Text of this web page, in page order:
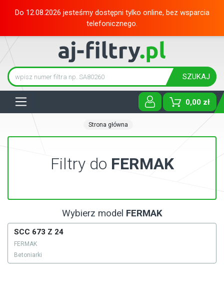
Do 12.08.2026 jesteśmy dostępni tylko online, bez wsparcia
telefonicznego.
SZUKAJ
0,00 zł
Strona główna
Filtry do FERMAK
Wybierz model FERMAK
SCC 673 Z 24
FERMAK
Betoniarki